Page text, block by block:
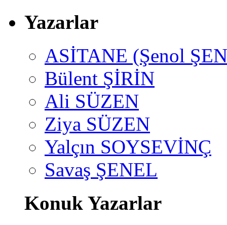
Yazarlar
ASİTANE (Şenol
Bülent ŞİRİN
Ali SÜZEN
Ziya SÜZEN
Yalçın SOYSEVİNÇ
Savaş ŞENEL
Konuk Yazarlar